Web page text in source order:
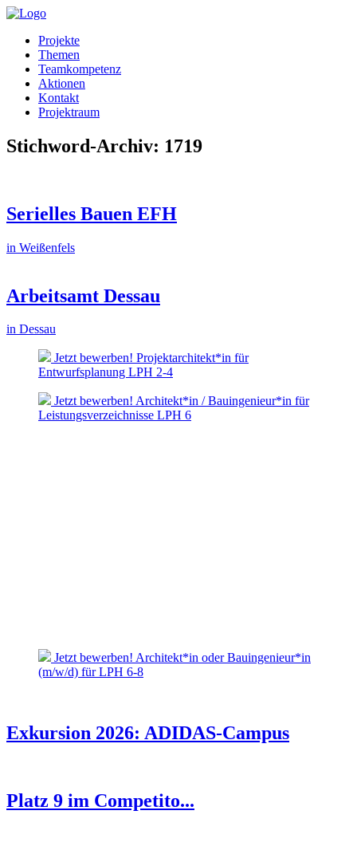
Projekte
Themen
Teamkompetenz
Aktionen
Kontakt
Projektraum
Stichword-Archiv: 1719
Serielles Bauen EFH
in Weißenfels
Arbeitsamt Dessau
in Dessau
Jetzt bewerben! Projektarchitekt*in für
Entwurfsplanung LPH 2-4
Jetzt bewerben! Architekt*in / Bauingenieur*in für
Leistungsverzeichnisse LPH 6
Jetzt bewerben! Architekt*in oder Bauingenieur*in
(m/w/d) für LPH 6-8
Exkursion 2026: ADIDAS-Campus
Platz 9 im Competito...